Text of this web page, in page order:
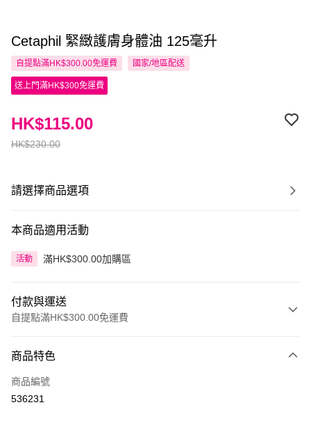
Cetaphil 緊緻護膚身體油 125毫升
自提點滿HK$300.00免運費 國家/地區配送
送上門滿HK$300免運費
HK$230.00
HK$115.00
請選擇商品選項
本商品適用活動
活動 滿HK$300.00加購區
付款與運送
自提點滿HK$300.00免運費
信用卡
Apple Pay
商品特色
商品編號
536231